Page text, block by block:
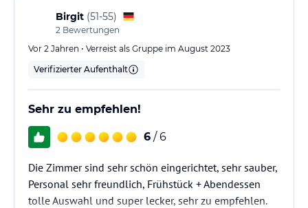
Birgit (51-55)
2 Bewertungen
Vor 2 Jahren • Verreist als Gruppe im August 2023
Verifizierter Aufenthalt
Sehr zu empfehlen!
6 / 6
Die Zimmer sind sehr schön eingerichtet, sehr sauber,
Personal sehr freundlich, Frühstück + Abendessen
tolle Auswahl und super lecker, sehr zu empfehlen.